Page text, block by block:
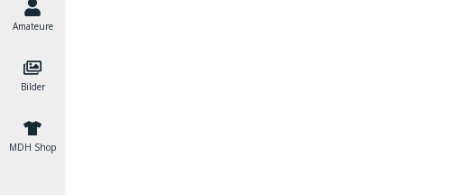
Amateure
Bilder
MDH Shop